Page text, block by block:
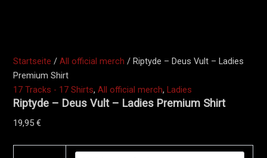
Startseite /All official merch / Riptyde – Deus Vult – Ladies
Premium Shirt
17 Tracks - 17 Shirts,All official merch,Ladies
Riptyde – Deus Vult – Ladies Premium Shirt
19,95€